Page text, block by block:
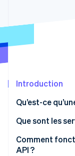
Radar
Atlas
Élimination du
Vérification de
Introduction
Qu’est-ce
Que sont les
Comment
API ?